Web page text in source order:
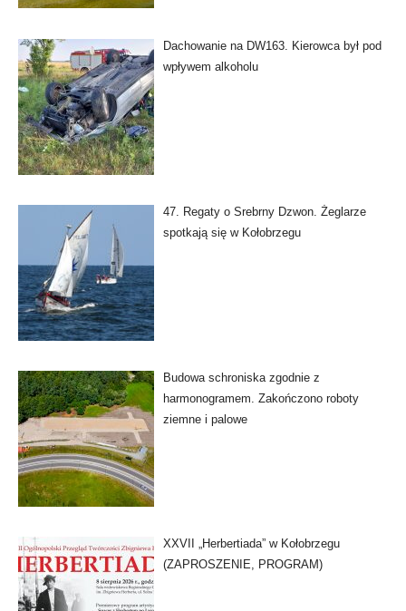
Dachowanie na DW163. Kierowca był pod
wpływem alkoholu
47. Regaty o Srebrny Dzwon. Żeglarze
spotkają się w Kołobrzegu
Budowa schroniska zgodnie z
harmonogramem. Zakończono roboty
ziemne i palowe
XXVII „Herbertiada” w Kołobrzegu
(ZAPROSZENIE, PROGRAM)